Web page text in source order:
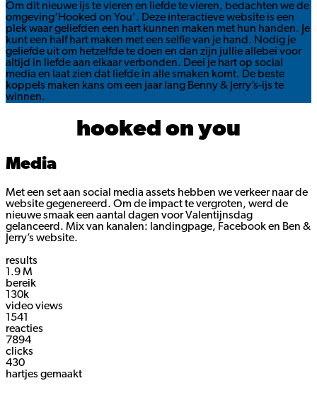
Om dit nieuwe ijs te vieren en liefde te vieren, bedachten we de
omgeving‘Hooked on You’. Deze interactieve website is een
plek waar geliefden een hart kunnen maken met hun handen. Je
kunt een half hart maken met een selfie van je hand. Nodig je
geliefde uit om hetzelfde te doen en dan zijn jullie allebei voor
altijd in liefde aan elkaar verbonden. Deel je hart op social
media en laat zien dat liefde in alle smaken komt. De beste
koppels maken kans om een ​​jaar lang Benny & Jerry’s-ijs te
winnen.
hooked on you
Media
Met een set aan social media assets hebben we verkeer naar de
website gegenereerd. Om de impact te vergroten, werd de
nieuwe smaak een aantal dagen voor Valentijnsdag
gelanceerd. Mix van kanalen: landingpage, Facebook en Ben &
Jerry’s website.
results
1.9 M
bereik
130k
video views
1541
reacties
7894
clicks
430
hartjes gemaakt